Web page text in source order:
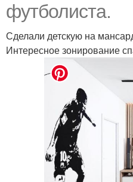
футболиста.
Сделали детскую на
Интересное зонирование